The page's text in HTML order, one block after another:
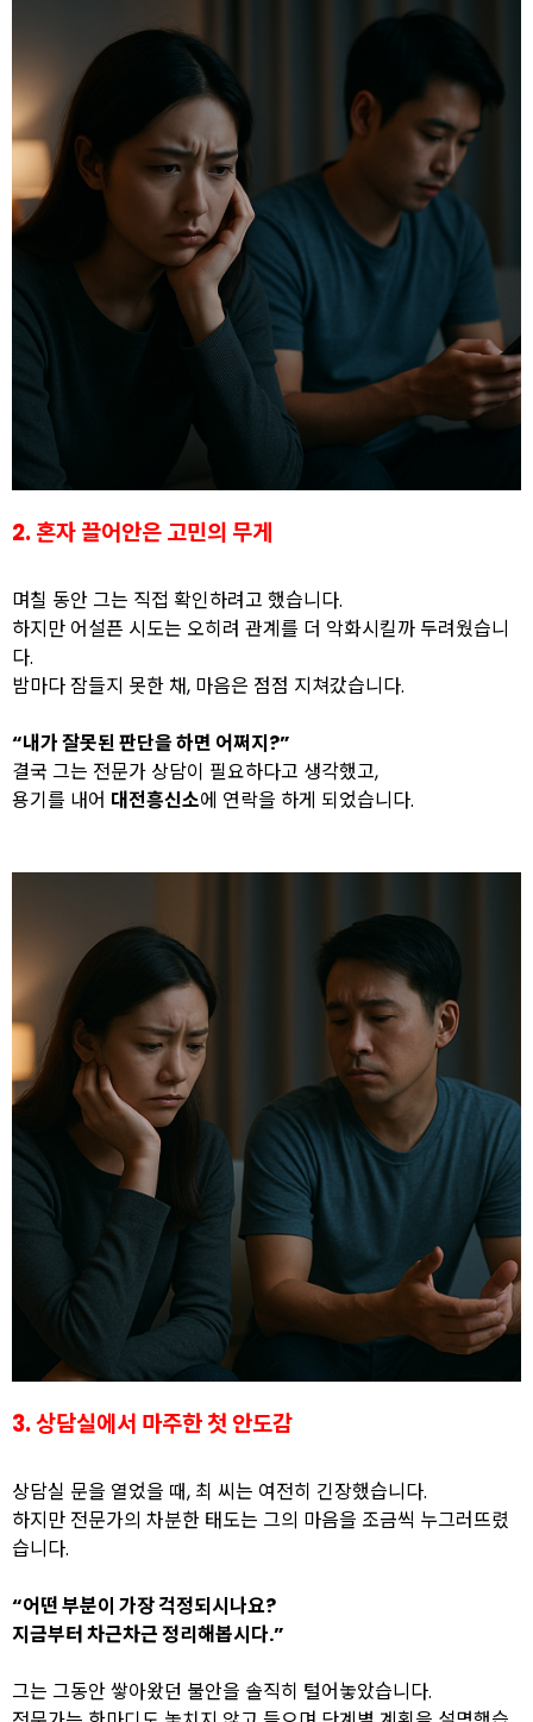
2. 혼자 끌어안은 고민의 무게
며칠 동안 그는 직접 확인하려고 했습니다.
하지만 어설픈 시도는 오히려 관계를 더 악화시킬까 두려웠습니
다.
밤마다 잠들지 못한 채, 마음은 점점 지쳐갔습니다.
“내가 잘못된 판단을 하면 어쩌지?”
결국 그는 전문가 상담이 필요하다고 생각했고,
용기를 내어 대전흥신소에 연락을 하게 되었습니다.
3. 상담실에서 마주한 첫 안도감
상담실 문을 열었을 때, 최 씨는 여전히 긴장했습니다.
하지만 전문가의 차분한 태도는 그의 마음을 조금씩 누그러뜨렸
습니다.
“어떤 부분이 가장 걱정되시나요?
지금부터 차근차근 정리해봅시다.”
그는 그동안 쌓아왔던 불안을 솔직히 털어놓았습니다.